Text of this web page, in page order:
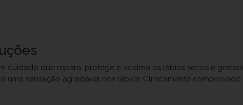
cuidado que repara, protege e acalma os lábios secos e
uma sensação agradável nos lábios. Clinicamente